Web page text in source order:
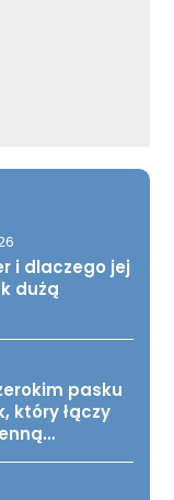
i dlaczego jej
dużą
pasku
który łączy